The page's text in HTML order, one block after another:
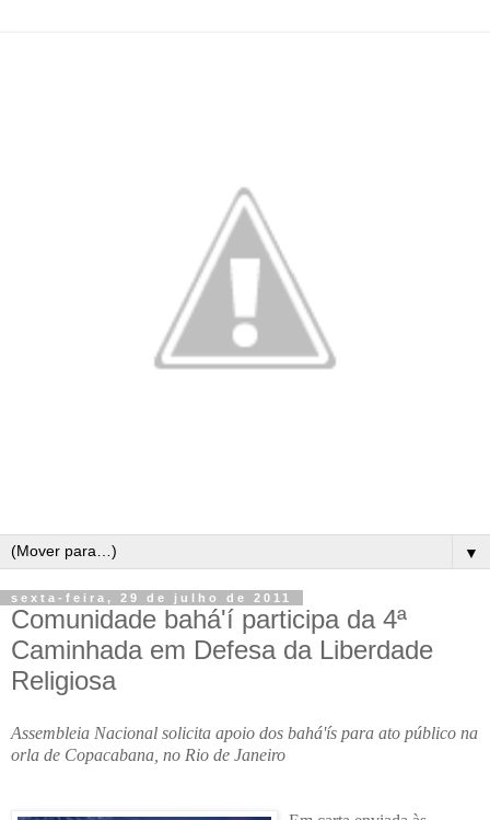
▼
sexta-feira, 29 de julho de 2011
Comunidade bahá'í participa da 4ª
Caminhada em Defesa da Liberdade
Religiosa
Assembleia Nacional solicita apoio dos bahá'ís para ato público na
orla de Copacabana, no Rio de Janeiro